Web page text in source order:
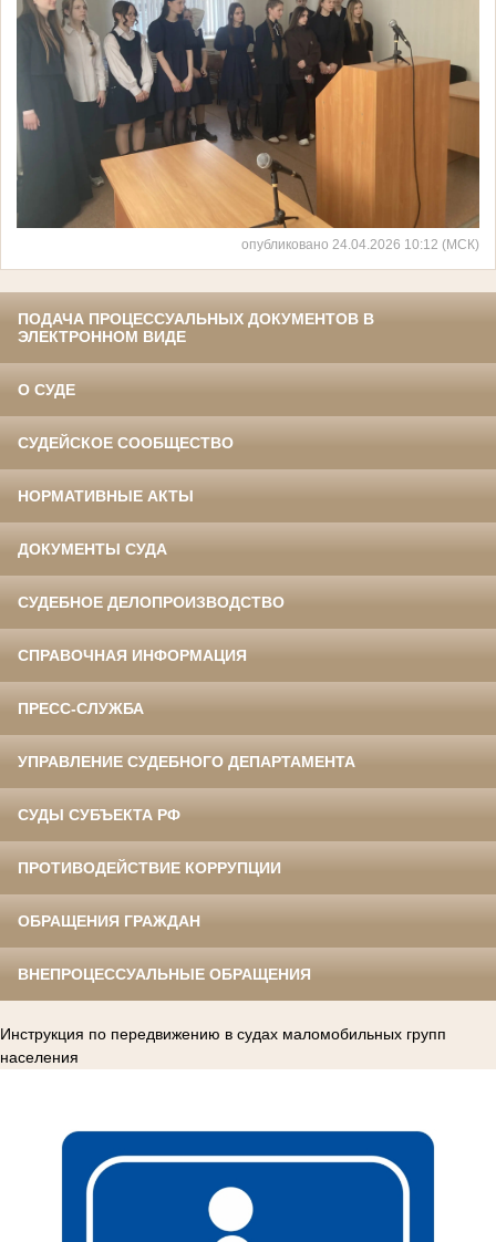
опубликовано 24.04.2026 10:12 (МСК)
ПОДАЧА ПРОЦЕССУАЛЬНЫХ ДОКУМЕНТОВ В
ЭЛЕКТРОННОМ ВИДЕ
О СУДЕ
СУДЕЙСКОЕ СООБЩЕСТВО
НОРМАТИВНЫЕ АКТЫ
ДОКУМЕНТЫ СУДА
СУДЕБНОЕ ДЕЛОПРОИЗВОДСТВО
СПРАВОЧНАЯ ИНФОРМАЦИЯ
ПРЕСС-СЛУЖБА
УПРАВЛЕНИЕ СУДЕБНОГО ДЕПАРТАМЕНТА
СУДЫ СУБЪЕКТА РФ
ПРОТИВОДЕЙСТВИЕ КОРРУПЦИИ
ОБРАЩЕНИЯ ГРАЖДАН
ВНЕПРОЦЕССУАЛЬНЫЕ ОБРАЩЕНИЯ
Инструкция по передвижению в судах маломобильных групп
населения